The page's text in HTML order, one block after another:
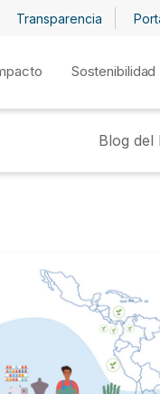
Transparencia
Sostenibilidad
Blog del